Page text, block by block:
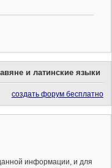
и латинские языки
создать форум бесплатно
информации, и для